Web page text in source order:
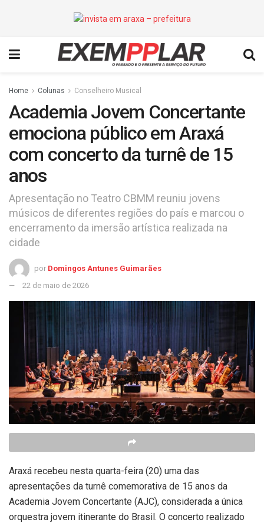
Home Colunas Conselheiro Musical
Academia Jovem Concertante
emociona público em Araxá
com concerto da turnê de 15
anos
Apresentação no Teatro CBMM reuniu jovens
músicos de diferentes regiões do país e marcou o
encerramento da imersão artística realizada na
cidade
por Domingos Antunes Guimarães
22 de maio de 2026
Araxá recebeu nesta quarta-feira (20) uma das
apresentações da turnê comemorativa de 15 anos da
Academia Jovem Concertante (AJC), considerada a única
orquestra jovem itinerante do Brasil. O concerto realizado